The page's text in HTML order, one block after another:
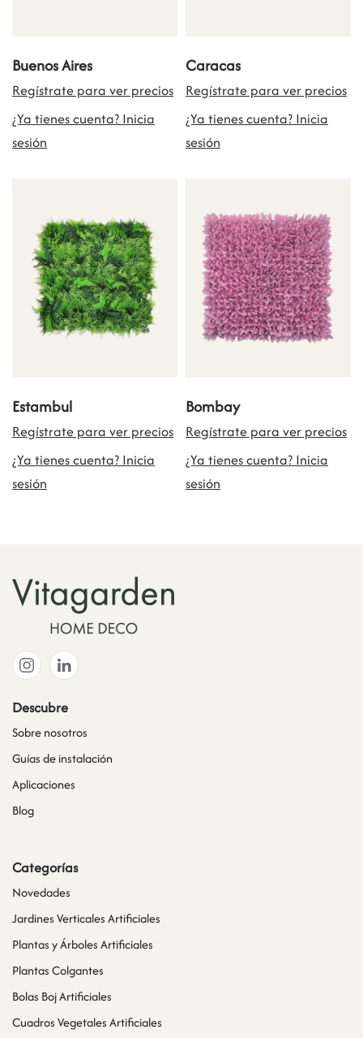
Buenos Aires
Regístrate para ver precios
¿Ya tienes cuenta? Inicia
sesión
Caracas
Regístrate para ver precios
¿Ya tienes cuenta? Inicia
sesión
Estambul
Regístrate para ver precios
¿Ya tienes cuenta? Inicia
sesión
Bombay
Regístrate para ver precios
¿Ya tienes cuenta? Inicia
sesión
Descubre
Sobre nosotros
Guías de instalación
Aplicaciones
Blog
Categorías
Novedades
Jardines Verticales Artificiales
Plantas y Árboles Artificiales
Plantas Colgantes
Bolas Boj Artificiales
Cuadros Vegetales Artificiales